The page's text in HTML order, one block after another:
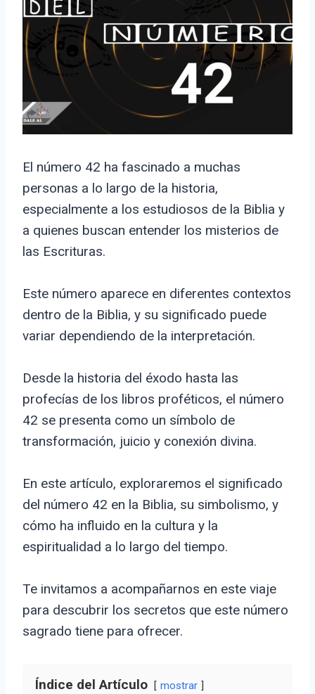
El número 42 ha fascinado a muchas
personas a lo largo de la historia,
especialmente a los estudiosos de la Biblia y
a quienes buscan entender los misterios de
las Escrituras.
Este número aparece en diferentes contextos
dentro de la Biblia, y su significado puede
variar dependiendo de la interpretación.
Desde la historia del éxodo hasta las
profecías de los libros proféticos, el número
42 se presenta como un símbolo de
transformación, juicio y conexión divina.
En este artículo, exploraremos el significado
del número 42 en la Biblia, su simbolismo, y
cómo ha influido en la cultura y la
espiritualidad a lo largo del tiempo.
Te invitamos a acompañarnos en este viaje
para descubrir los secretos que este número
sagrado tiene para ofrecer.
Índice del Artículo mostrar